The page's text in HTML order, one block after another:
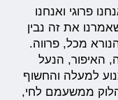
פרוגי ואנחנו
את זה נבין
מכל, פרווה.
האיפור, הנעל
למעלה והחשוף
ממשעמם לחי,